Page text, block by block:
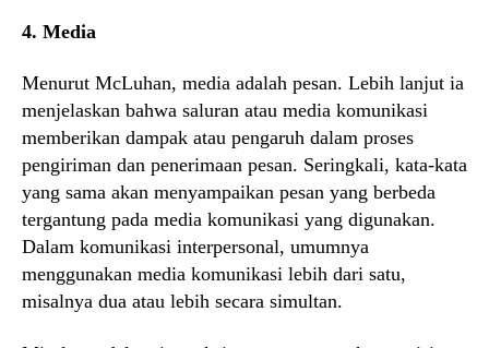
4. Media
Menurut McLuhan, media adalah pesan. Lebih lanjut ia
menjelaskan bahwa saluran atau media komunikasi
memberikan dampak atau pengaruh dalam proses
pengiriman dan penerimaan pesan. Seringkali, kata-kata
yang sama akan menyampaikan pesan yang berbeda
tergantung pada media komunikasi yang digunakan.
Dalam komunikasi interpersonal, umumnya
menggunakan media komunikasi lebih dari satu,
misalnya dua atau lebih secara simultan.